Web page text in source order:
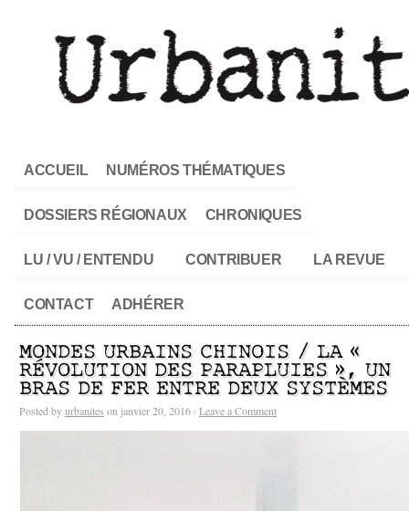
ACCUEIL NUMÉROS THÉMATIQUES
DOSSIERS RÉGIONAUX CHRONIQUES
LU / VU / ENTENDU CONTRIBUER LA REVUE
CONTACT ADHÉRER
MONDES URBAINS CHINOIS / LA «
RÉVOLUTION DES PARAPLUIES », UN
BRAS DE FER ENTRE DEUX SYSTÈMES
Posted byurbanites on janvier 20, 2016 · Leave a Comment